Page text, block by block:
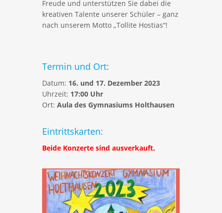
Freude und unterstützen Sie dabei die
kreativen Talente unserer Schüler – ganz
nach unserem Motto „Tollite Hostias“!
Termin und Ort:
Datum: 16. und 17. Dezember 2023
Uhrzeit: 17:00 Uhr
Ort: Aula des Gymnasiums Holthausen
Eintrittskarten:
Beide Konzerte sind ausverkauft.